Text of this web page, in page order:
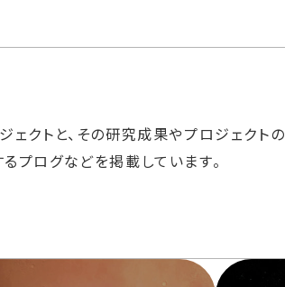
ェクトと、その研究成果やプロジェクト
プログなどを掲載しています。